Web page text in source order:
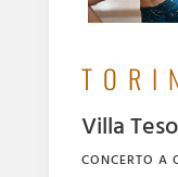
Villa
CONCERTO A